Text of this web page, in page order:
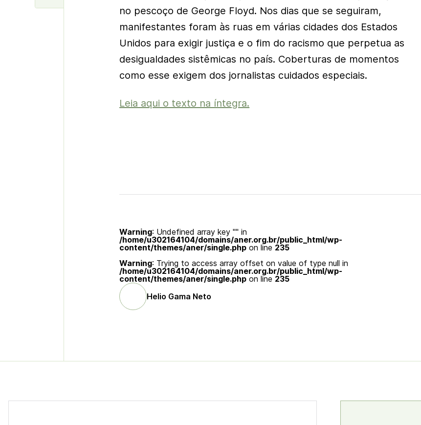
no pescoço de George Floyd. Nos dias que se seguiram,
manifestantes foram às ruas em várias cidades dos Estados
Unidos para exigir justiça e o fim do racismo que perpetua as
desigualdades sistêmicas no país. Coberturas de momentos
como esse exigem dos jornalistas cuidados especiais.
Leia aqui o texto na íntegra.
Warning: Undefined array key "" in
/home/u302164104/domains/aner.org.br/public_html/wp-
content/themes/aner/single.php on line 235
Warning: Trying to access array offset on value of type null in
/home/u302164104/domains/aner.org.br/public_html/wp-
content/themes/aner/single.php on line 235
Helio Gama Neto